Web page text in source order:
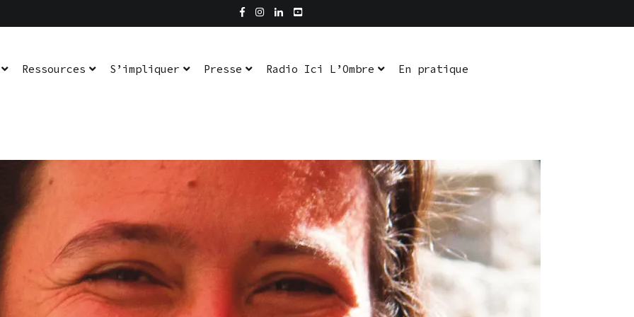
Ressources S’impliquer Presse Radio Ici L’Ombre En pratique